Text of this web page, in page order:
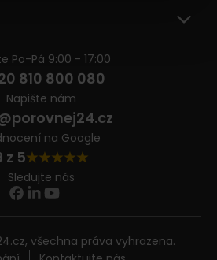
Po-Pá 9:00 - 17:00
810 800 080
Napište nám
na Google
z 5
Sledujte nás
všechna práva vyhrazena.